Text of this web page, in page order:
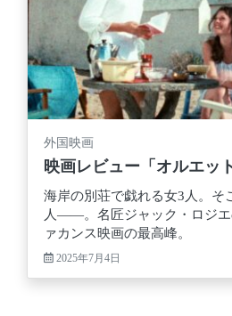
外国映画
映画レビュー「オルエッ
海岸の別荘で戯れる女3人。そ
人――。名匠ジャック・ロジ
ァカンス映画の最高峰。
2025年7月4日